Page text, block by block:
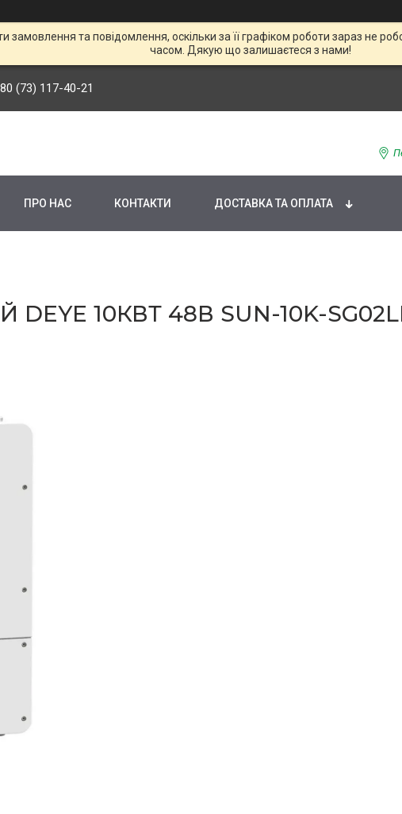
та повідомлення, оскільки за її графіком роботи зараз не
часом. Дякую що залишаєтеся з нами!
(73) 117-40-21
ПРО НАС КОНТАКТИ ДОСТАВКА ТА ОПЛАТА
10КВТ 48В SUN-10K-